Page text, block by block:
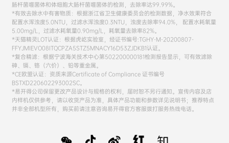
肠杆菌噬菌体和体细胞大肠杆菌噬菌体的检测，去除率达99.99%。
*有效去除水中有害物质：根据浙江省卫生健康委员会的检测数据，净水效果符合
配置水浑浊度5.0NTU，过滤水浑浊度0.3NTU，浊度去除率94.0%， 配置水耗氧量
5.00mg/L，过滤水耗氧量0.90mg/L，耗氧量去除率82%。
*天猫精灵LOT认证：根据虎屹实验室，经证书编号:TGHY-M-20200807-
FFYJMIEVO08ITQCPZA5STZ5MNACY16D53ZJDKB1认证。
*复合精滤：根据宁波海关技术中心第502200000181检测报告显示，可有效滤除
砷、镉、铬（六价）、铅等重金属。
*CE欧盟认证：资质来源Certificate of Compliance 证书编号
BSTXD220602293002SC。
*易开得公司保留更改产品设计与规格的权利，届时恕不另行通知。宣传内容及店
内样机仅供参考，请以收货产品为准，具体产品功能和参数详见说明书；推荐特点
并非全部机型所有，购买前请注意咨询易开得官方客服拨打服务热线电话。